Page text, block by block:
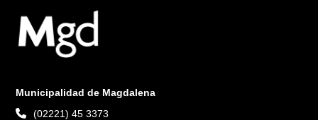
Municipalidad de Magdalena
(02221) 45 3373